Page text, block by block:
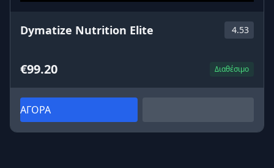
Dymatize Nutrition Elite 4.53
€99.20 Διαθέσιμο
ΑΓΟΡΑ